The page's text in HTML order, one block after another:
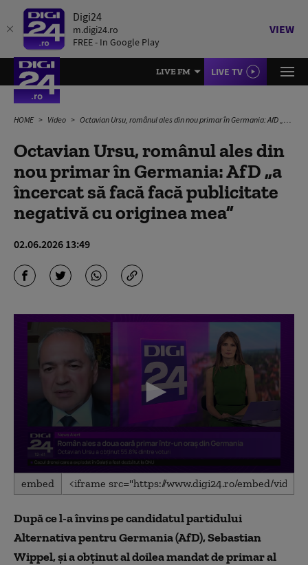
Digi24
m.digi24.ro
FREE - In Google Play
VIEW
LIVE FM LIVE TV
HOME Video Octavian Ursu, românul ales din nou primar în Germania: AfD „a încercat să facă facă publicitate negativă cu originea mea”
Octavian Ursu, românul ales din
nou primar în Germania: AfD „a
încercat să facă facă publicitate
negativă cu originea mea”
02.06.2026 13:49
0
seconds
minutes,
42
seconds
embed
După ce l-a învins pe candidatul partidului
Alternativa pentru Germania (AfD), Sebastian
Wippel, și a obținut al doilea mandat de primar al